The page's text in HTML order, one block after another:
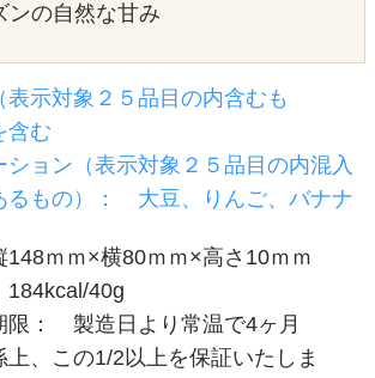
ンの自然な甘み
示対象２５品目の内含むも
む
ョン（表示対象２５品目の内混入
るもの）： 大豆、りんご、バナナ
ｍｍ×横80ｍｍ×高さ10ｍｍ
40g
： 製造日より常温で4ヶ月
、この1/2以上を保証いたしま